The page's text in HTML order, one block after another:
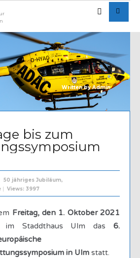
Written byAdmin
bis zum
50 jähriges Jubiläum,
Views: 3997
Freitag, den 1. Oktober 2021
im Staddthaus Ulm das 6.
in Ulm statt.